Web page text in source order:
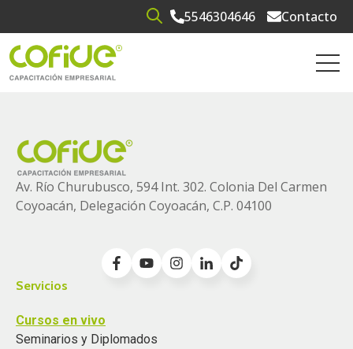
Open search5546304646 Contacto
Av. Río Churubusco, 594 Int. 302. Colonia Del Carmen
Coyoacán, Delegación Coyoacán, C.P. 04100
Servicios
Cursos en vivo
Seminarios y Diplomados